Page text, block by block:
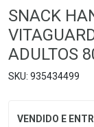
SNACK
ADULTOS
935434499